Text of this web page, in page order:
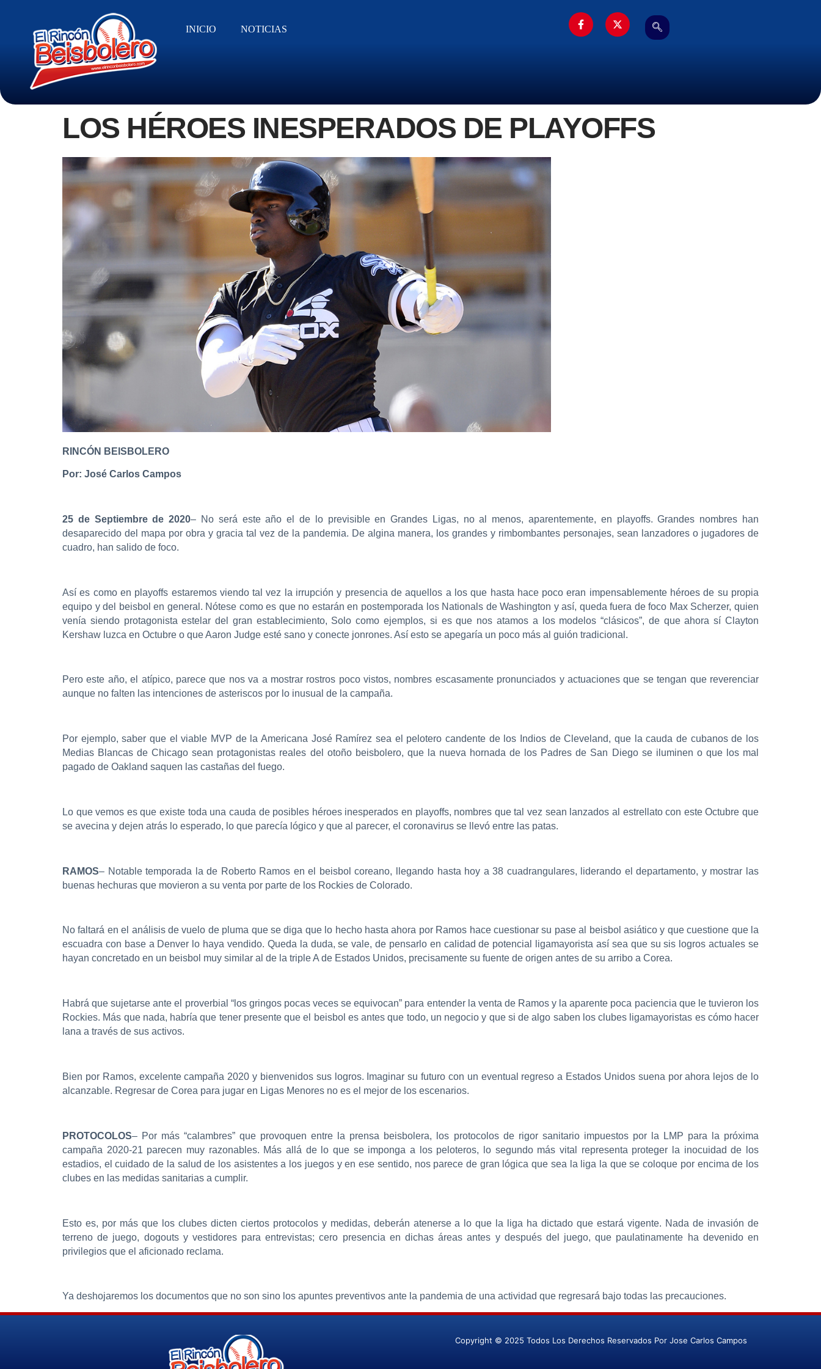
INICIO NOTICIAS
LOS HÉROES INESPERADOS DE PLAYOFFS
RINCÓN BEISBOLERO
Por: José Carlos Campos
25 de Septiembre de 2020– No será este año el de lo previsible en Grandes Ligas, no al menos, aparentemente, en playoffs. Grandes nombres han
desaparecido del mapa por obra y gracia tal vez de la pandemia. De algina manera, los grandes y rimbombantes personajes, sean lanzadores o jugadores de
cuadro, han salido de foco.
Así es como en playoffs estaremos viendo tal vez la irrupción y presencia de aquellos a los que hasta hace poco eran impensablemente héroes de su propia
equipo y del beisbol en general. Nótese como es que no estarán en postemporada los Nationals de Washington y así, queda fuera de foco Max Scherzer, quien
venía siendo protagonista estelar del gran establecimiento, Solo como ejemplos, si es que nos atamos a los modelos “clásicos”, de que ahora sí Clayton
Kershaw luzca en Octubre o que Aaron Judge esté sano y conecte jonrones. Así esto se apegaría un poco más al guión tradicional.
Pero este año, el atípico, parece que nos va a mostrar rostros poco vistos, nombres escasamente pronunciados y actuaciones que se tengan que reverenciar
aunque no falten las intenciones de asteriscos por lo inusual de la campaña.
Por ejemplo, saber que el viable MVP de la Americana José Ramírez sea el pelotero candente de los Indios de Cleveland, que la cauda de cubanos de los
Medias Blancas de Chicago sean protagonistas reales del otoño beisbolero, que la nueva hornada de los Padres de San Diego se iluminen o que los mal
pagado de Oakland saquen las castañas del fuego.
Lo que vemos es que existe toda una cauda de posibles héroes inesperados en playoffs, nombres que tal vez sean lanzados al estrellato con este Octubre que
se avecina y dejen atrás lo esperado, lo que parecía lógico y que al parecer, el coronavirus se llevó entre las patas.
RAMOS– Notable temporada la de Roberto Ramos en el beisbol coreano, llegando hasta hoy a 38 cuadrangulares, liderando el departamento, y mostrar las
buenas hechuras que movieron a su venta por parte de los Rockies de Colorado.
No faltará en el análisis de vuelo de pluma que se diga que lo hecho hasta ahora por Ramos hace cuestionar su pase al beisbol asiático y que cuestione que la
escuadra con base a Denver lo haya vendido. Queda la duda, se vale, de pensarlo en calidad de potencial ligamayorista así sea que su sis logros actuales se
hayan concretado en un beisbol muy similar al de la triple A de Estados Unidos, precisamente su fuente de origen antes de su arribo a Corea.
Habrá que sujetarse ante el proverbial “los gringos pocas veces se equivocan” para entender la venta de Ramos y la aparente poca paciencia que le tuvieron los
Rockies. Más que nada, habría que tener presente que el beisbol es antes que todo, un negocio y que si de algo saben los clubes ligamayoristas es cómo hacer
lana a través de sus activos.
Bien por Ramos, excelente campaña 2020 y bienvenidos sus logros. Imaginar su futuro con un eventual regreso a Estados Unidos suena por ahora lejos de lo
alcanzable. Regresar de Corea para jugar en Ligas Menores no es el mejor de los escenarios.
PROTOCOLOS– Por más “calambres” que provoquen entre la prensa beisbolera, los protocolos de rigor sanitario impuestos por la LMP para la próxima
campaña 2020-21 parecen muy razonables. Más allá de lo que se imponga a los peloteros, lo segundo más vital representa proteger la inocuidad de los
estadios, el cuidado de la salud de los asistentes a los juegos y en ese sentido, nos parece de gran lógica que sea la liga la que se coloque por encima de los
clubes en las medidas sanitarias a cumplir.
Esto es, por más que los clubes dicten ciertos protocolos y medidas, deberán atenerse a lo que la liga ha dictado que estará vigente. Nada de invasión de
terreno de juego, dogouts y vestidores para entrevistas; cero presencia en dichas áreas antes y después del juego, que paulatinamente ha devenido en
privilegios que el aficionado reclama.
Ya deshojaremos los documentos que no son sino los apuntes preventivos ante la pandemia de una actividad que regresará bajo todas las precauciones.
Copyright © 2025 Todos Los Derechos Reservados Por Jose Carlos Campos